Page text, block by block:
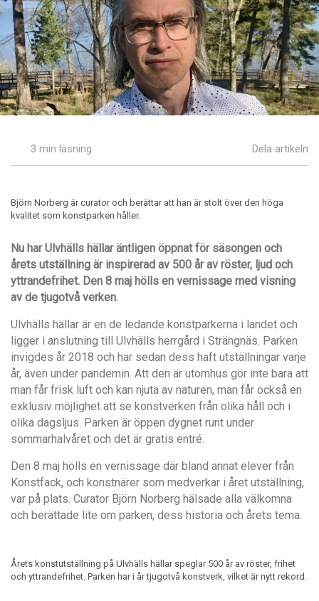
3 min läsning Dela artikeln
Björn Norberg är curator och berättar att han är stolt över den höga
kvalitet som konstparken håller.
Nu har Ulvhälls hällar äntligen öppnat för säsongen och
årets utställning är inspirerad av 500 år av röster, ljud och
yttrandefrihet. Den 8 maj hölls en vernissage med visning
av de tjugotvå verken.
Ulvhälls hällar är en de ledande konstparkerna i landet och
ligger i anslutning till Ulvhälls herrgård i Strängnäs. Parken
invigdes år 2018 och har sedan dess haft utställningar varje
år, även under pandemin. Att den är utomhus gör inte bara att
man får frisk luft och kan njuta av naturen, man får också en
exklusiv möjlighet att se konstverken från olika håll och i
olika dagsljus. Parken är öppen dygnet runt under
sommarhalvåret och det är gratis entré
Den 8 maj hölls en vernissage där bland annat elever från
Konstfack, och konstnärer som medverkar i året utställning,
var på plats. Curator Björn Norberg hälsade alla välkomna
och berättade lite om parken, dess historia och årets tema.
Årets konstutställning på Ulvhälls hällar speglar 500 år av röster, frihet
och yttrandefrihet. Parken har i år tjugotvå konstverk, vilket är nytt rekord.